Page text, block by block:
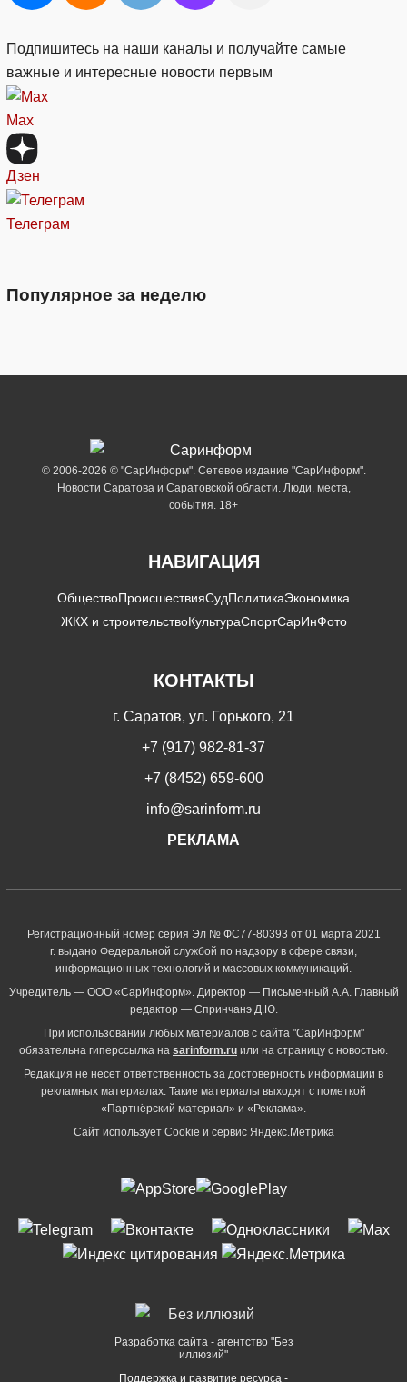
Подпишитесь на наши каналы и получайте самые
важные и интересные новости первым
Max
Дзен
Телеграм
Популярное за неделю
© 2006-2026 © "СарИнформ". Сетевое издание "СарИнформ".
Новости Саратова и Саратовской области. Люди, места,
события. 18+
НАВИГАЦИЯ
ОбществоПроисшествияСудПолитикаЭкономика
ЖКХ и строительствоКультураСпортСарИнФото
КОНТАКТЫ
г. Саратов, ул. Горького, 21
+7 (917) 982-81-37
+7 (8452) 659-600
info@sarinform.ru
РЕКЛАМА
Регистрационный номер серия Эл № ФС77-80393 от 01 марта 2021
г. выдано Федеральной службой по надзору в сфере связи,
информационных технологий и массовых коммуникаций.
Учредитель — ООО «СарИнформ». Директор — Письменный А.А. Главный
редактор — Спринчанэ Д.Ю.
При использовании любых материалов с сайта "СарИнформ"
обязательна гиперссылка на sarinform.ru или на страницу с новостью.
Редакция не несет ответственность за достоверность информации в
рекламных материалах. Такие материалы выходят с пометкой
«Партнёрский материал» и «Реклама».
Сайт использует Cookie и сервиc Яндекс.Метрика
Разработка сайта - агентство "Без
иллюзий"
Поддержка и развитие ресурса -